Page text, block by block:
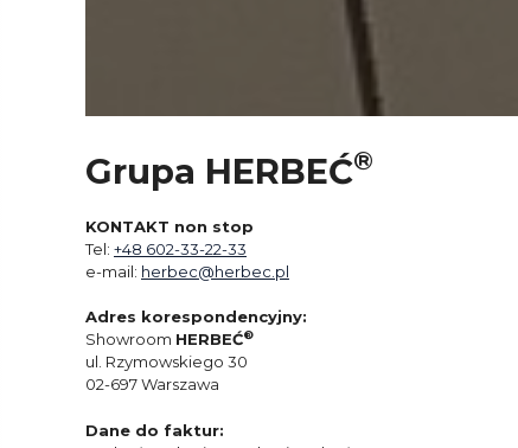
Grupa HERBEĆ®
KONTAKT non stop
Tel: +48 602-33-22-33
e-mail: herbec@herbec.pl
Adres korespondencyjny:
Showroom HERBEĆ®
ul. Rzymowskiego 30
02-697 Warszawa
Dane do faktur: